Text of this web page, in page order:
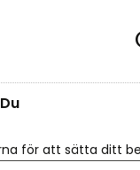
Du
för att sätta ditt